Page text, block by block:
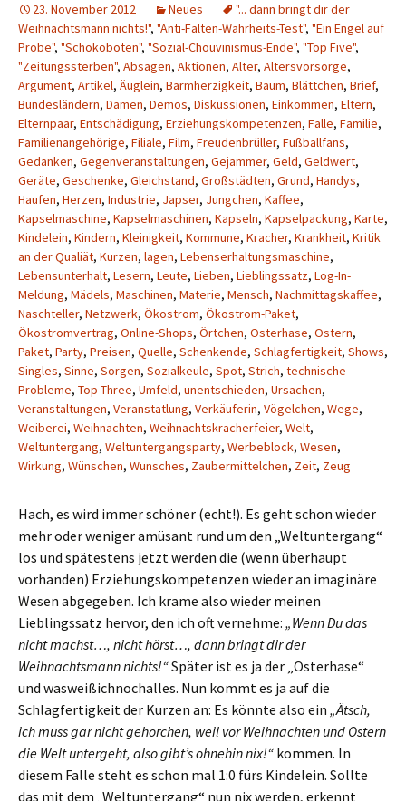
23. November 2012 Neues
"... dann bringt dir der
Weihnachtsmann nichts!", "Anti-Falten-Wahrheits-Test", "Ein Engel auf
Probe", "Schokoboten", "Sozial-Chouvinismus-Ende", "Top Five",
"Zeitungssterben", Absagen, Aktionen, Alter, Altersvorsorge,
Argument, Artikel, Äuglein, Barmherzigkeit, Baum, Blättchen, Brief,
Bundesländern, Damen, Demos, Diskussionen, Einkommen, Eltern,
Elternpaar, Entschädigung, Erziehungskompetenzen, Falle, Familie,
Familienangehörige, Filiale, Film, Freudenbrüller, Fußballfans,
Gedanken, Gegenveranstaltungen, Gejammer, Geld, Geldwert,
Geräte, Geschenke, Gleichstand, Großstädten, Grund, Handys,
Haufen, Herzen, Industrie, Japser, Jungchen, Kaffee,
Kapselmaschine, Kapselmaschinen, Kapseln, Kapselpackung, Karte,
Kindelein, Kindern, Kleinigkeit, Kommune, Kracher, Krankheit, Kritik
an der Qualiät, Kurzen, lagen, Lebenserhaltungsmaschine,
Lebensunterhalt, Lesern, Leute, Lieben, Lieblingssatz, Log-In-
Meldung, Mädels, Maschinen, Materie, Mensch, Nachmittagskaffee,
Naschteller, Netzwerk, Ökostrom, Ökostrom-Paket,
Ökostromvertrag, Online-Shops, Örtchen, Osterhase, Ostern,
Paket, Party, Preisen, Quelle, Schenkende, Schlagfertigkeit, Shows,
Singles, Sinne, Sorgen, Sozialkeule, Spot, Strich, technische
Probleme, Top-Three, Umfeld, unentschieden, Ursachen,
Veranstaltungen, Veranstatlung, Verkäuferin, Vögelchen, Wege,
Weiberei, Weihnachten, Weihnachtskracherfeier, Welt,
Weltuntergang, Weltuntergangsparty, Werbeblock, Wesen,
Wirkung, Wünschen, Wunsches, Zaubermittelchen, Zeit, Zeug
Hach, es wird immer schöner (echt!). Es geht schon wieder
mehr oder weniger amüsant rund um den „Weltuntergang“
los und spätestens jetzt werden die (wenn überhaupt
vorhanden) Erziehungskompetenzen wieder an imaginäre
Wesen abgegeben. Ich krame also wieder meinen
Lieblingssatz hervor, den ich oft vernehme: „Wenn Du das
nicht machst…, nicht hörst…, dann bringt dir der
Weihnachtsmann nichts!“Später ist es ja der „Osterhase“
und wasweißichnochalles. Nun kommt es ja auf die
Schlagfertigkeit der Kurzen an: Es könnte also ein „Ätsch,
ich muss gar nicht gehorchen, weil vor Weihnachten und Ostern
die Welt untergeht, also gibt’s ohnehin nix!“ kommen. In
diesem Falle steht es schon mal 1:0 fürs Kindelein. Sollte
das mit dem „Weltuntergang“ nun nix werden, erkennt